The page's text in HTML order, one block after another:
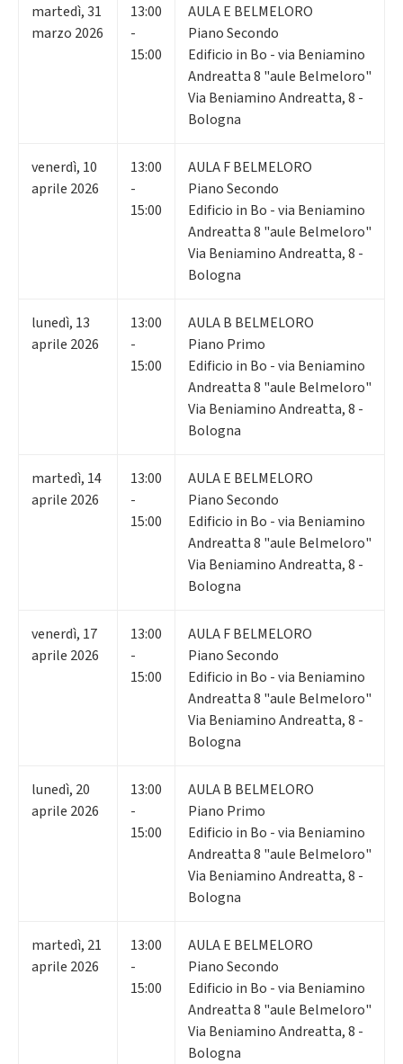
martedì,31
marzo 2026
13:00
-
15:00
AULA E BELMELORO
Piano Secondo
Edificio in Bo - via Beniamino
Andreatta 8 "aule Belmeloro"
Via Beniamino Andreatta, 8 -
Bologna
venerdì, 10
aprile 2026
13:00
-
15:00
AULA F BELMELORO
Piano Secondo
Edificio in Bo - via Beniamino
Andreatta 8 "aule Belmeloro"
Via Beniamino Andreatta, 8 -
Bologna
lunedì, 13
aprile 2026
13:00
-
15:00
AULA B BELMELORO
Piano Primo
Edificio in Bo - via Beniamino
Andreatta 8 "aule Belmeloro"
Via Beniamino Andreatta, 8 -
Bologna
martedì, 14
aprile 2026
13:00
-
15:00
AULA E BELMELORO
Piano Secondo
Edificio in Bo - via Beniamino
Andreatta 8 "aule Belmeloro"
Via Beniamino Andreatta, 8 -
Bologna
venerdì, 17
aprile 2026
13:00
-
15:00
AULA F BELMELORO
Piano Secondo
Edificio in Bo - via Beniamino
Andreatta 8 "aule Belmeloro"
Via Beniamino Andreatta, 8 -
Bologna
lunedì, 20
aprile 2026
13:00
-
15:00
AULA B BELMELORO
Piano Primo
Edificio in Bo - via Beniamino
Andreatta 8 "aule Belmeloro"
Via Beniamino Andreatta, 8 -
Bologna
martedì, 21
aprile 2026
13:00
-
15:00
AULA E BELMELORO
Piano Secondo
Edificio in Bo - via Beniamino
Andreatta 8 "aule Belmeloro"
Via Beniamino Andreatta, 8 -
Bologna